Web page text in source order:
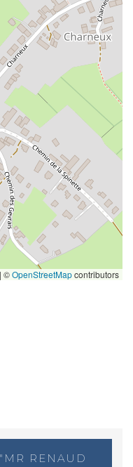
| ©OpenStreetMapcontributors
RENAUD